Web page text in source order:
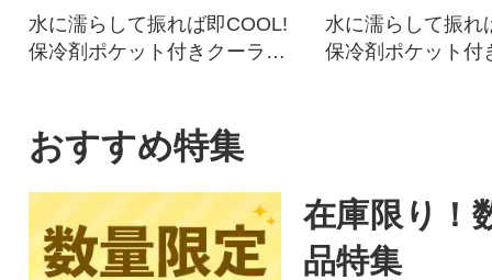
水に濡らして振れば即COOL!
保冷剤ポケット付きクーラー
水に濡らして振れ
保冷剤ポケット付
おすすめ特集
在庫限り！
品特集